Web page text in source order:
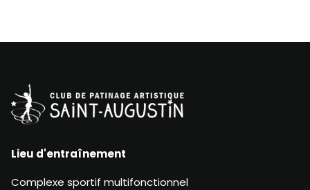
Lieu d'entraînement
Complexe sportif multifonctionnel